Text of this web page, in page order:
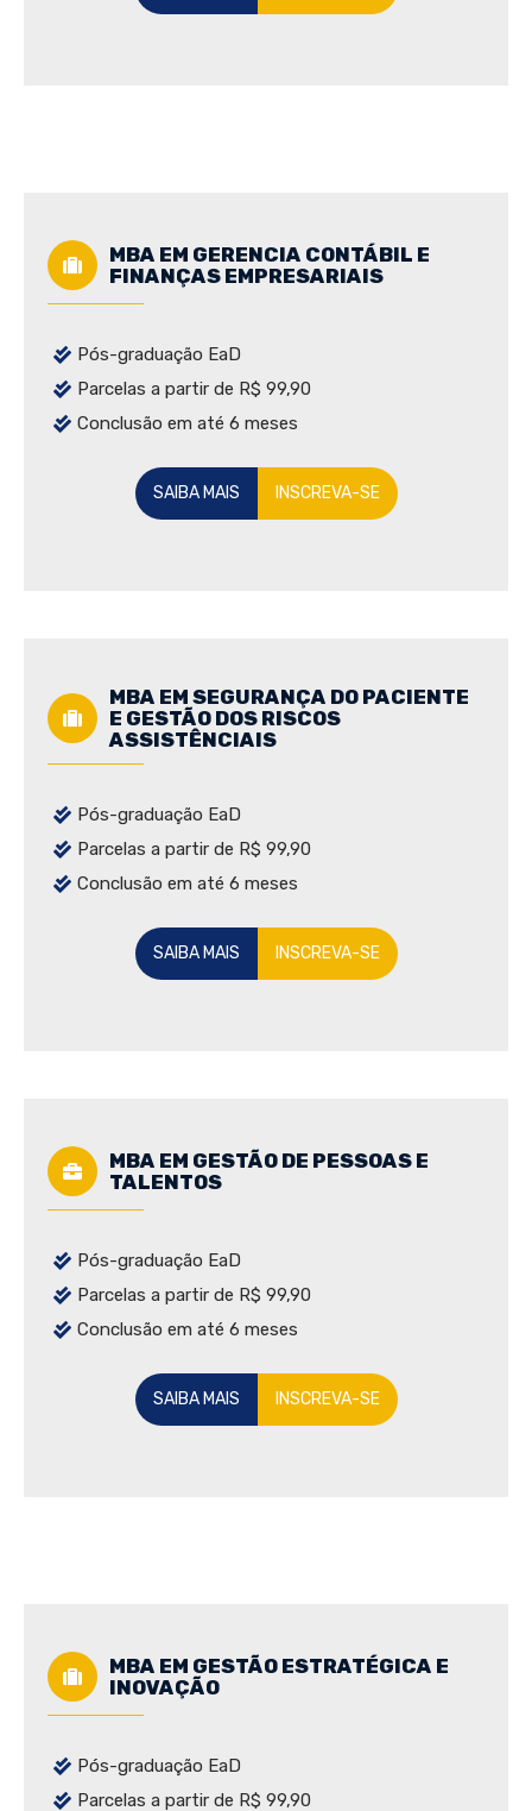
MBA EM GERENCIA CONTÁBIL E
FINANÇAS EMPRESARIAIS
Pós-graduação EaD
Parcelas a partir de R$ 99,90
Conclusão em até 6 meses
SAIBA MAIS INSCREVA-SE
MBA EM SEGURANÇA DO PACIENTE
E GESTÃO DOS RISCOS
ASSISTÊNCIAIS
Pós-graduação EaD
Parcelas a partir de R$ 99,90
Conclusão em até 6 meses
SAIBA MAIS INSCREVA-SE
MBA EM GESTÃO DE PESSOAS E
TALENTOS
Pós-graduação EaD
Parcelas a partir de R$ 99,90
Conclusão em até 6 meses
SAIBA MAIS INSCREVA-SE
MBA EM GESTÃO ESTRATÉGICA E
INOVAÇÃO
Pós-graduação EaD
Parcelas a partir de R$ 99,90